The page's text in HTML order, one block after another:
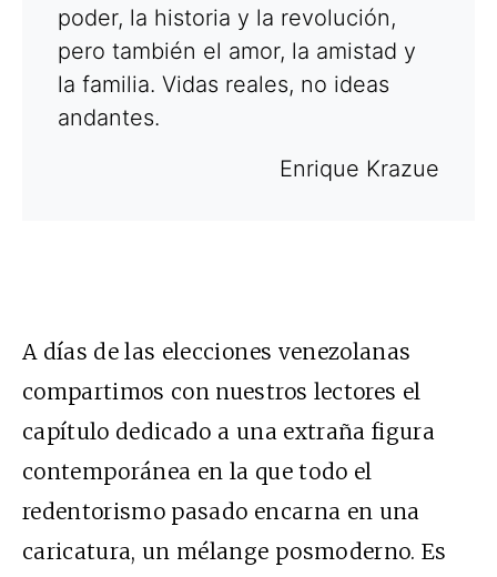
poder, la historia y la revolución,
pero también el amor, la amistad y
la familia. Vidas reales, no ideas
andantes.
Enrique Krazue
A días de las elecciones venezolanas
compartimos con nuestros lectores el
capítulo dedicado a una extraña figura
contemporánea en la que todo el
redentorismo pasado encarna en una
caricatura, un mélange posmoderno. Es